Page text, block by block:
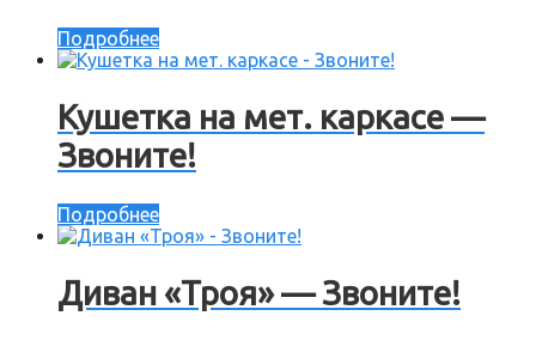
Подробнее
Кушетка на мет. каркасе —
Звоните!
Подробнее
Диван «Троя» — Звоните!